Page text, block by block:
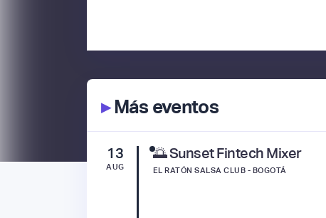
▸Más eventos
13
AUG
🌅 Sunset Fintech Mixer
EL RATÓN SALSA CLUB - BOGOTÁ